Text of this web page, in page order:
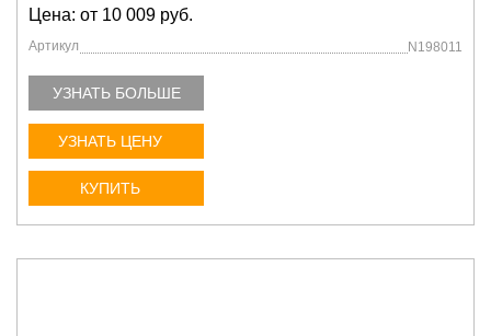
Цена: от 10 009 руб.
Артикул N198011
УЗНАТЬ БОЛЬШЕ
УЗНАТЬ ЦЕНУ
КУПИТЬ